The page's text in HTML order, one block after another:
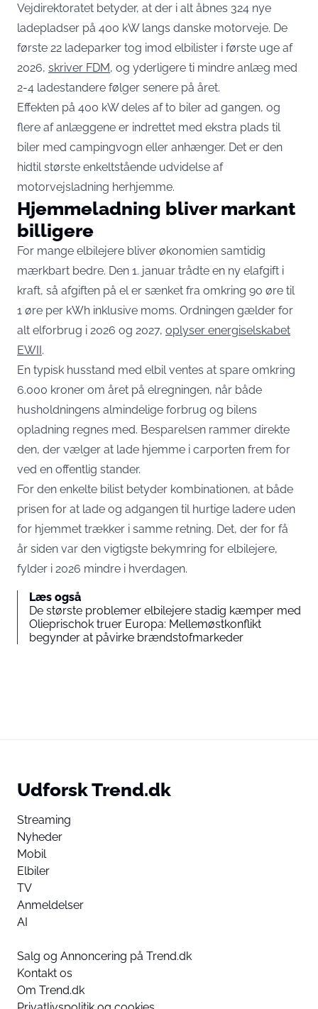
Vejdirektoratet betyder, at der i alt åbnes 324 nye
ladepladser på 400 kW langs danske motorveje. De
første 22 ladeparker tog imod elbilister i første uge af
2026, skriver FDM, og yderligere ti mindre anlæg med
2-4 ladestandere følger senere på året.
Effekten på 400 kW deles af to biler ad gangen, og
flere af anlæggene er indrettet med ekstra plads til
biler med campingvogn eller anhænger. Det er den
hidtil største enkeltstående udvidelse af
motorvejsladning herhjemme.
Hjemmeladning bliver markant
billigere
For mange elbilejere bliver økonomien samtidig
mærkbart bedre. Den 1. januar trådte en ny elafgift i
kraft, så afgiften på el er sænket fra omkring 90 øre til
1 øre per kWh inklusive moms. Ordningen gælder for
alt elforbrug i 2026 og 2027, oplyser energiselskabet
EWII.
En typisk husstand med elbil ventes at spare omkring
6.000 kroner om året på elregningen, når både
husholdningens almindelige forbrug og bilens
opladning regnes med. Besparelsen rammer direkte
den, der vælger at lade hjemme i carporten frem for
ved en offentlig stander.
For den enkelte bilist betyder kombinationen, at både
prisen for at lade og adgangen til hurtige ladere uden
for hjemmet trækker i samme retning. Det, der for få
år siden var den vigtigste bekymring for elbilejere,
fylder i 2026 mindre i hverdagen.
Læs også
De største problemer elbilejere stadig kæmper med
Olieprischok truer Europa: Mellemøstkonflikt
begynder at påvirke brændstofmarkeder
Udforsk Trend.dk
Streaming
Nyheder
Mobil
Elbiler
TV
Anmeldelser
AI
Salg og Annoncering på Trend.dk
Kontakt os
Om Trend.dk